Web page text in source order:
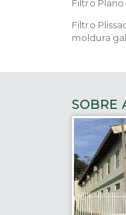
Filtro
Filtro
moldura
SOBRE